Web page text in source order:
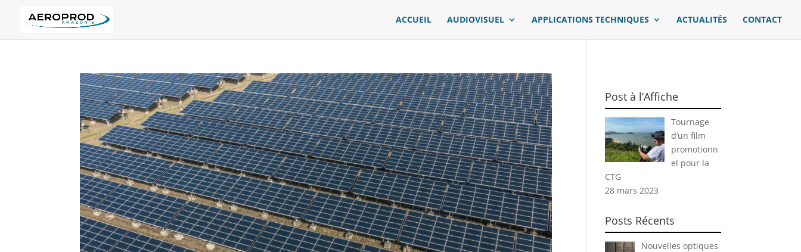
ACCUEIL AUDIOVISUEL APPLICATIONS TECHNIQUES ACTUALITÉS CONTACT
Post à l’Affiche
Tournage
d’un film
promotionn
el pour la
CTG
28 mars 2023
Posts Récents
Nouvelles optiques